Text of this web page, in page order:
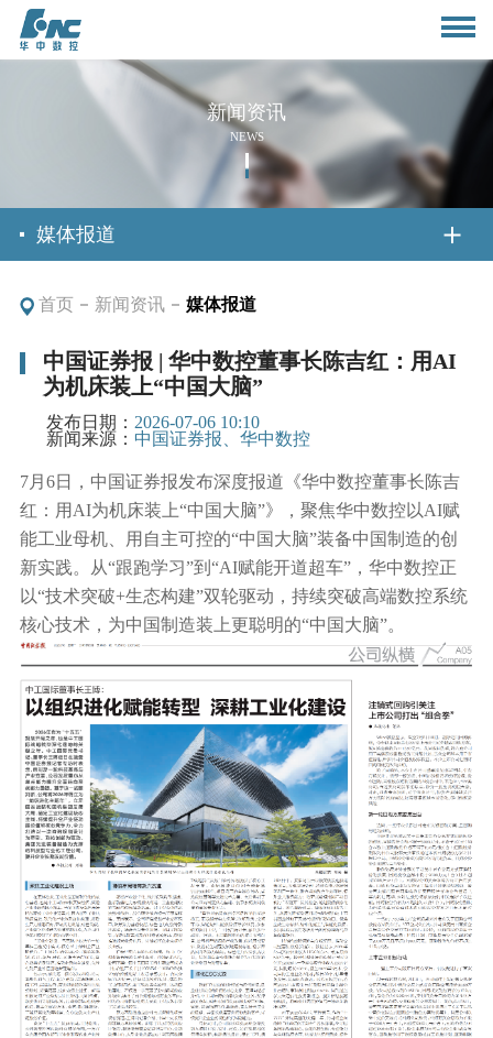
首页
关于我们
公司简介
董事长致辞
组织架构
企业文化
资质荣誉
员工风采
新闻资讯
行业动态
媒体报道
公示公告
视频中心
产品与应用
产品中心
应用案例
技术分享
投资者关系
投资者提问
法制宣传
投教园地
联系我们
销售与服务网络
在线留言
人力资源
新闻资讯
NEWS
媒体报道
首页 新闻资讯 媒体报道
中国证券报 | 华中数控董事长陈吉红：用AI
为机床装上“中国大脑”
发布日期： 2026-07-06 10:10
新闻来源： 中国证券报、华中数控
7月6日，中国证券报发布深度报道《华中数控董事长陈吉
红：用AI为机床装上“中国大脑”》，聚焦华中数控以AI赋
能工业母机、用自主可控的“中国大脑”装备中国制造的创
新实践。从“跟跑学习”到“AI赋能开道超车”，华中数控正
以“技术突破+生态构建”双轮驱动，持续突破高端数控系统
核心技术，为中国制造装上更聪明的“中国大脑”。